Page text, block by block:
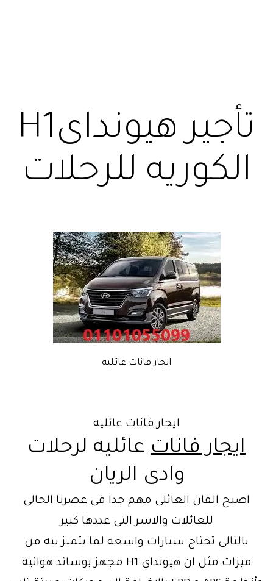
تأجير هيونداىH1
الكوريه للرحلات
ايجار فانات عائليه
ايجار فانات عائليه
ايجار فانات عائليه لرحلات
وادى الريان
اصبح الفان العائلى مهم جدا فى عصرنا الحالى
للعائلات والاسر التى عددها كبير
بالتالى تحتاج سيارات واسعه لما يتميز بيه من
ميزات مثل ان هيونداي H1 مجهز بوسائد هوائية